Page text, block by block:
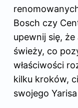
Bosch czy
upewnij się,
świeży, co
właściwości
kilku kroków,
swojego